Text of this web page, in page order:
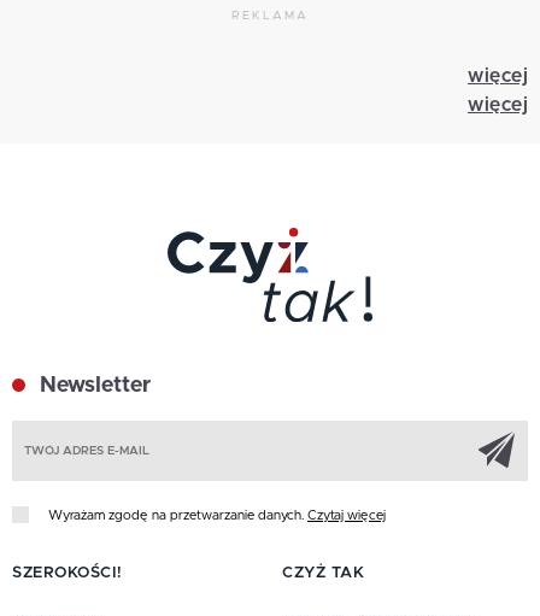
REKLAMA
więcej
więcej
Newsletter
Wyrażam zgodę na przetwarzanie danych. Czytaj więcej
SZEROKOŚCI! CZYŻ TAK